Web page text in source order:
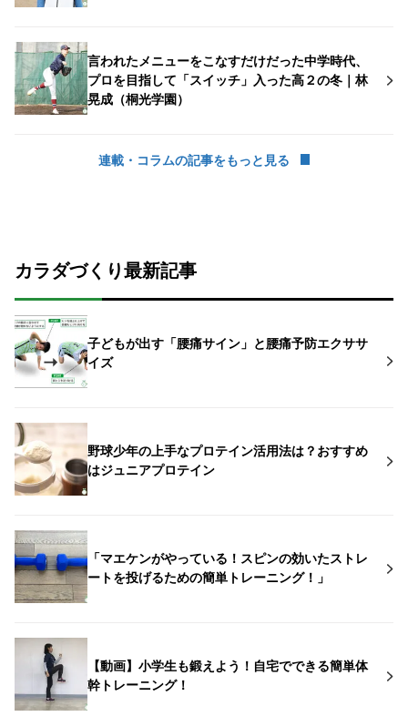
言われたメニューをこなすだけだった中学時代、
プロを目指して「スイッチ」入った高２の冬｜林
晃成（桐光学園）
連載・コラムの記事をもっと見る
カラダづくり最新記事
子どもが出す「腰痛サイン」と腰痛予防エクササ
イズ
野球少年の上手なプロテイン活用法は？おすすめ
はジュニアプロテイン
「マエケンがやっている！スピンの効いたストレ
ートを投げるための簡単トレーニング！」
【動画】小学生も鍛えよう！自宅でできる簡単体
幹トレーニング！